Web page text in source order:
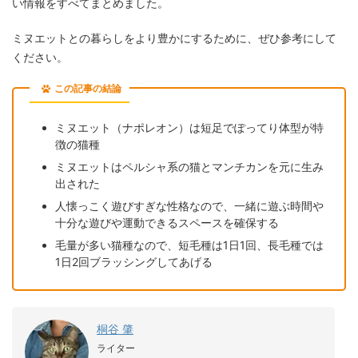
ミヌエットとの暮らしをより豊かにするために、ぜひ参考にして
ください。
この記事の結論
ミヌエット（ナポレオン）は短足でぽってり体型が特
徴の猫種
ミヌエットはペルシャ系の猫とマンチカンを元に生み
出された
人懐っこく遊びすぎな性格なので、一緒に遊ぶ時間や
十分な遊びや運動できるスペースを確保する
毛量が多い猫種なので、短毛種は1日1回、長毛種では
1日2回ブラッシングしてあげる
桐谷 肇
ライター